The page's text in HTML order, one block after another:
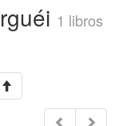
1 libros